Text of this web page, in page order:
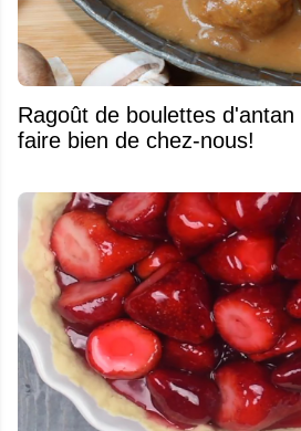
Ragoût de boulettes
faire bien de chez-nous!